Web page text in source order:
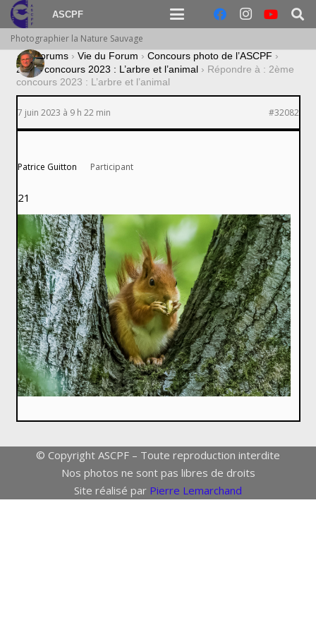
ASCPF
Photographier la Nature Sauvage
› Forums › Vie du Forum › Concours photo de l’ASCPF ›
2ème concours 2023 : L’arbre et l’animal › Répondre à : 2ème
concours 2023 : L’arbre et l’animal
7 juin 2023 à 9 h 22 min #32082
Patrice Guitton Participant
21
© Copyright ASCPF – Toute reproduction interdite
Nos photos ne sont pas libres de droits
Site réalisé par Pierre Lemarchand